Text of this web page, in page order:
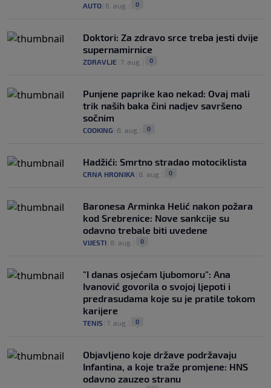
AUTO 6. aug. 0
Doktori: Za zdravo srce treba jesti dvije
supernamirnice
ZDRAVLJE 7. aug. 0
Punjene paprike kao nekad: Ovaj mali
trik naših baka čini nadjev savršeno
sočnim
COOKING 8. aug. 0
Hadžići: Smrtno stradao motociklista
CRNA HRONIKA 8. aug. 0
Baronesa Arminka Helić nakon požara
kod Srebrenice: Nove sankcije su
odavno trebale biti uvedene
VIJESTI 8. aug. 0
"I danas osjećam ljubomoru": Ana
Ivanović govorila o svojoj ljepoti i
predrasudama koje su je pratile tokom
karijere
TENIS 7. aug. 0
Objavljeno koje države podržavaju
Infantina, a koje traže promjene: HNS
odavno zauzeo stranu